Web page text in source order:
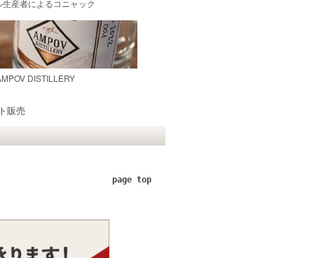
販売
page top